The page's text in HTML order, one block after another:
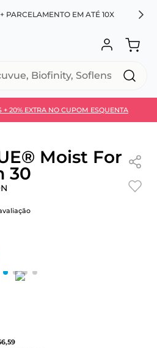
PARCELAMENTO EM ATÉ 10X
+ 20% EXTRA NO CUPOM ESQUENTA
OFF + economia extra no
Moist For
30
,59